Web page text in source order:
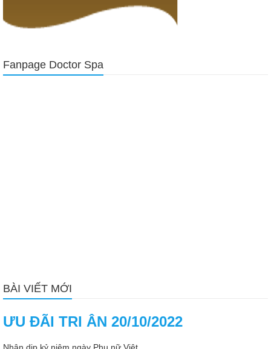
Fanpage Doctor Spa
BÀI VIẾT MỚI
ƯU ĐÃI TRI ÂN 20/10/2022
Nhân dịp kỷ niệm ngày Phụ nữ Việt ...